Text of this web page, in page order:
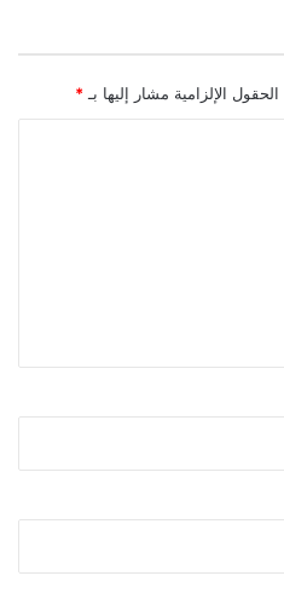
الحقول الإلزامية مشار إليها بـ *